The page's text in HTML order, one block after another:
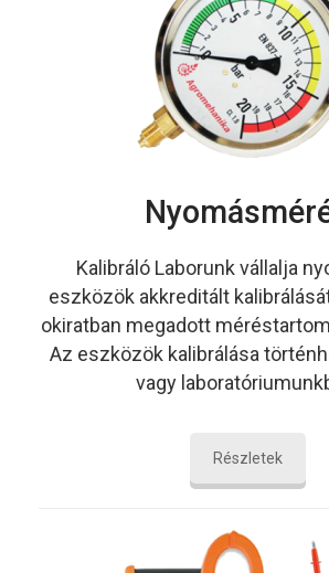
Kalibráló Laborunk vállalja
eszközök akkreditált
okiratban megadott
Az eszközök kalibrálása
vagy
Részletek